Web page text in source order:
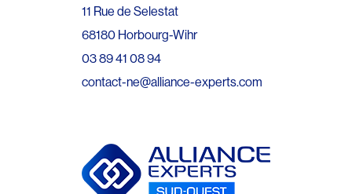
11 Rue de Selestat
68180 Horbourg-Wihr
03 89 41 08 94
contact-ne@alliance-experts.com